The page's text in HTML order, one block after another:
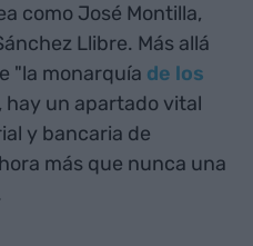
como José Montilla,
Llibre. Más allá
"la monarquía de los
, hay un apartado vital
y bancaria de
más que nunca una